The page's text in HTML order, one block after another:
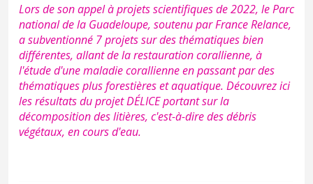
Lors de son appel à projets scientifiques de 2022, le Parc
national de la Guadeloupe, soutenu par France Relance,
a subventionné 7 projets sur des thématiques bien
différentes, allant de la restauration corallienne, à
l'étude d'une maladie corallienne en passant par des
thématiques plus forestières et aquatique. Découvrez ici
les résultats du projet DÉLICE portant sur la
décomposition des litières, c'est-à-dire des débris
végétaux, en cours d'eau.